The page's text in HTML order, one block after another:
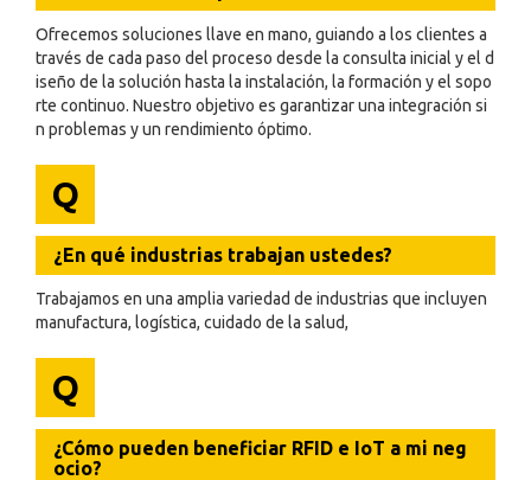
Ofrecemos soluciones llave en mano, guiando a los clientes a
través de cada paso del proceso desde la consulta inicial y el d
iseño de la solución hasta la instalación, la formación y el sopo
rte continuo. Nuestro objetivo es garantizar una integración si
n problemas y un rendimiento óptimo.
Q
¿En qué industrias trabajan ustedes?
Trabajamos en una amplia variedad de industrias que incluyen
manufactura, logística, cuidado de la salud,
Q
¿Cómo pueden beneficiar RFID e IoT a mi neg
ocio?